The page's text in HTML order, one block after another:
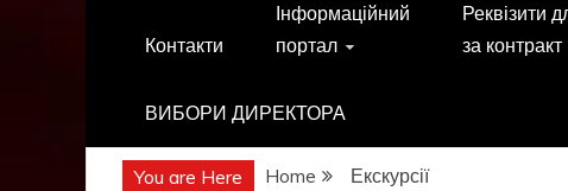
Контакти
Інформаційний
портал
Реквізити
за контракт
ВИБОРИ ДИРЕКТОРА
You are Here Home Екскурсії